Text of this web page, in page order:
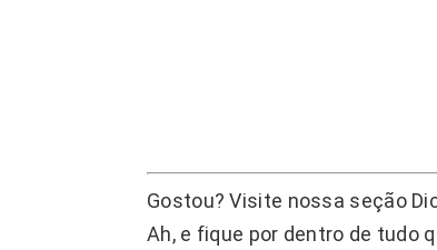
Gostou? Visite nossa seção
Ah, e fique por dentro de tudo